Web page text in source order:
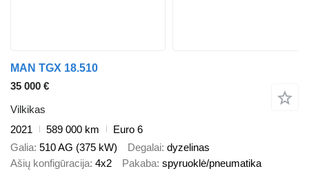
MAN TGX 18.510
35 000 €
Vilkikas
2021
589 000 km
Euro 6
Galia 510 AG (375 kW) Degalai dyzelinas
Ašių konfigūracija 4x2 Pakaba spyruoklė/pneumatika